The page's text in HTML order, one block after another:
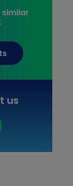
similar
us